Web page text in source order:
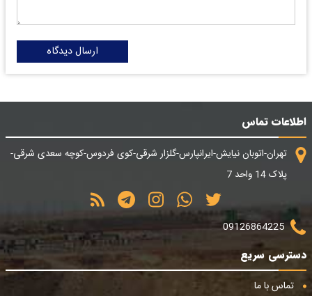
ارسال دیدگاه
اطلاعات تماس
تهران-اتوبان نیایش-ایرانپارس-گلزار شرقی-کوی فردوس-کوچه سعدی شرقی-
پلاک 14 واحد 7
09126864225
دسترسی سریع
تماس با ما